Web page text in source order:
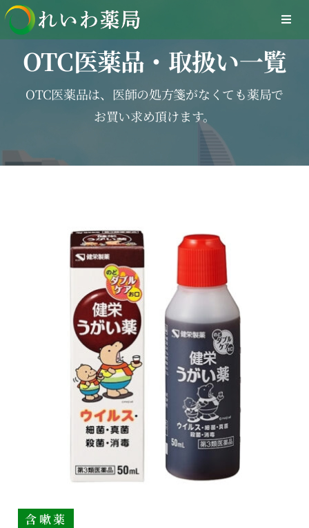
Skip
to
content
Home
在宅医療サービス
OTC医薬品・取扱い一覧
OTC医薬品は、医師の処方箋がなくても薬局で
お買い求め頂けます。
含嗽薬